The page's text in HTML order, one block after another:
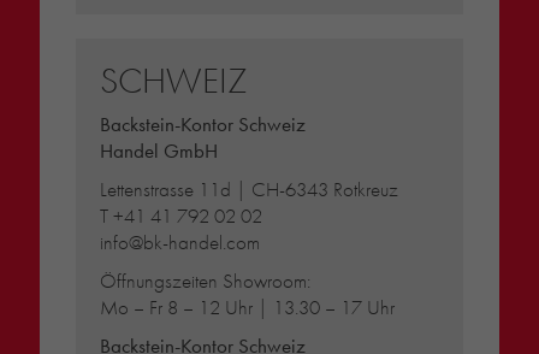
SCHWEIZ
Backstein-Kontor Schweiz
Handel GmbH
Lettenstrasse 11d | CH-6343 Rotkreuz
T+41 41 792 02 02
info@bk-handel.com
Öffnungszeiten Showroom:
Mo – Fr 8 – 12 Uhr | 13.30 – 17 Uhr
Backstein-Kontor Schweiz